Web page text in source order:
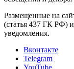
Размещенные на
(статья 437 ГК РФ)
уведомления.
Вконтакте
Telegram
YouTube